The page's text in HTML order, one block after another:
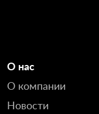
О нас
О компании
Новости